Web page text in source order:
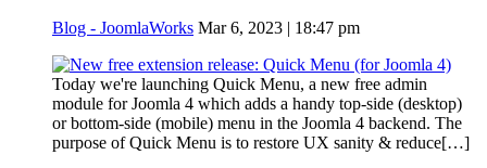
Blog - JoomlaWorks Mar 6, 2023 | 18:47 pm
Today we're launching Quick Menu, a new free admin
module for Joomla 4 which adds a handy top-side (desktop)
or bottom-side (mobile) menu in the Joomla 4 backend. The
purpose of Quick Menu is to restore UX sanity & reduce[…]